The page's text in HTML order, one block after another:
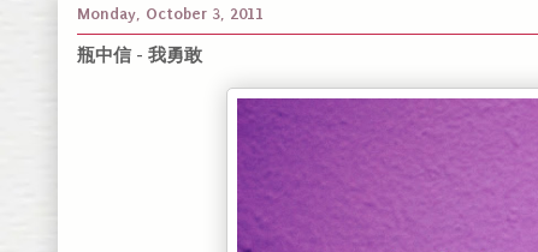
Monday, October 3, 2011
瓶中信 - 我勇敢